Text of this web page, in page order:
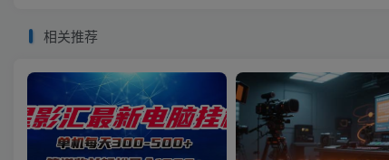
相关推荐